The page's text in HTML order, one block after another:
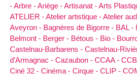
-Arbre -Ariège -Artisanat -Arts
ATELIER -Atelier artistique -Atelier
Aveyron - Bagnères de Bigorre - BAL -
Belmont - Berger - Bétous - Bio -
Castelnau-Barbarens - Castelnau-
d’Armagnac - Cazaubon - CCAA -
Ciné 32 - Cinéma - Cirque - CLIP -